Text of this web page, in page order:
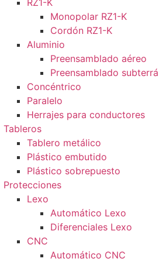
RZ1-K
Monopolar RZ1-K
Cordón RZ1-K
Aluminio
Preensamblado aéreo
Preensamblado
Concéntrico
Paralelo
Herrajes para conductores
Tableros
Tablero metálico
Plástico embutido
Plástico sobrepuesto
Protecciones
Lexo
Automático Lexo
Diferenciales Lexo
CNC
Automático CNC